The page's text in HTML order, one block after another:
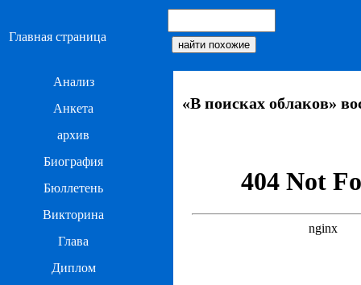
Главная страница
Анализ
Анкета
архив
Биография
Бюллетень
Викторина
Глава
Диплом
«В поисках облаков»